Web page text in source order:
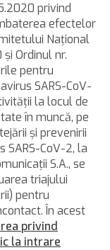
privind
efectelor
Naţional
Ordinul nr.
pentru
SARS-CoV-
la locul de
în muncă, pe
şi prevenirii
SARS-CoV-2, la
S.A., se
triajului
pentru
În acest
privind
la intrare